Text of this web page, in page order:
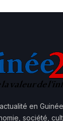
en
société,